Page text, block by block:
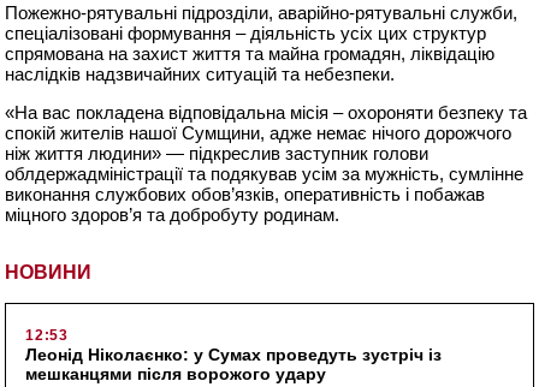
НОВИНИ
12:53
Леонід Ніколаєнко: у Сумах проведуть зустріч із
мешканцями після ворожого удару
Пожежно-рятувальні підрозділи, аварійно-рятувальні служби,
спеціалізовані формування – діяльність усіх цих структур
спрямована на захист життя та майна громадян, ліквідацію
наслідків надзвичайних ситуацій та небезпеки.
«На вас покладена відповідальна місія – охороняти безпеку та
спокій жителів нашої Сумщини, адже немає нічого дорожчого
ніж життя людини» — підкреслив заступник голови
облдержадміністрації та подякував усім за мужність, сумлінне
виконання службових обов’язків, оперативність і побажав
міцного здоров’я та добробуту родинам.